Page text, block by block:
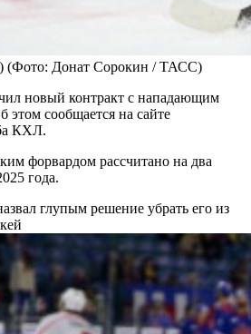
(Фото: Донат Сорокин / ТАСС)
новый контракт с нападающим
сообщается на сайте
КХЛ.
форвардом рассчитано на два
года.
глупым решение убрать его из